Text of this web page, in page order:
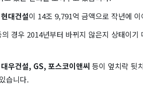
현대건설이 14조 9,791억 금액으로 작년에
경우 2014년부터 바뀌지 않은지 상태이
대우건설, GS, 포스코이앤씨 등이 엎치락 뒷
습니다.